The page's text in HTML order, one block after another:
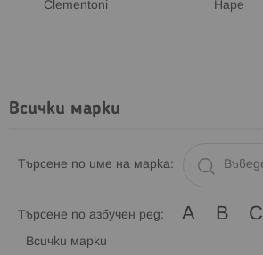
Clementoni Hape
Всички марки
Търсене по име на марка:
Търсене по азбучен ред: A B C
Всички марки